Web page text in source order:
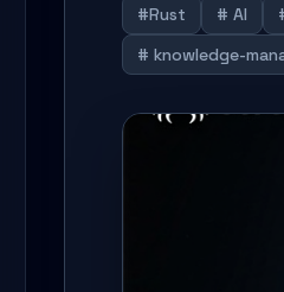
#Rust # AI
# knowledge-